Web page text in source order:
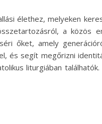
élethez, melyeken
a közös
őket, amely
és segít megőrizni
liturgiában találhatók.